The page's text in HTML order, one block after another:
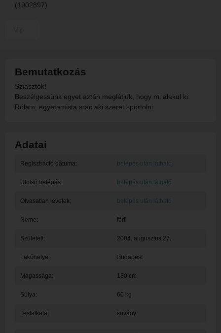
(1902897)
Bemutatkozás
Sziasztok!
Beszélgessünk egyet aztán meglátjuk, hogy mi alakul ki.
Rólam: egyetemista srác aki szeret sportolni
Adatai
Regisztráció dátuma: belépés után látható
Utolsó belépés: belépés után látható
Olvasatlan levelek: belépés után látható
Neme: férfi
Született: 2004. augusztus 27.
Lakóhelye: Budapest
Magassága: 180 cm
Súlya: 60 kg
Testalkata: sovány